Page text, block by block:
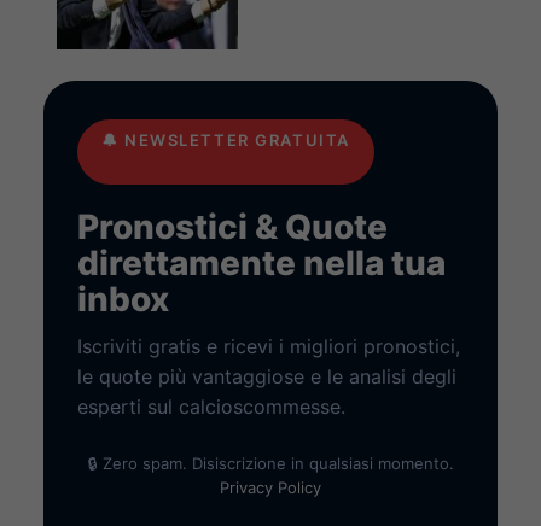
🔔 NEWSLETTER GRATUITA
Pronostici & Quote
direttamente nella tua
inbox
Iscriviti gratis e ricevi i migliori pronostici,
le quote più vantaggiose e le analisi degli
esperti sul calcioscommesse.
🔒 Zero spam. Disiscrizione in qualsiasi momento.
Privacy Policy